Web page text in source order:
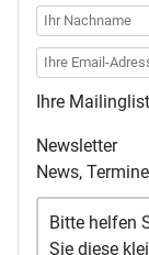
Ihre
Newsletter
News,
Bitte helfen
Sie diese